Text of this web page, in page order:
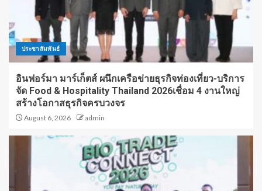
ประชาสัมพันธ์
อินฟอร์มา มาร์เก็ตส์ ผนึกเครือข่ายธุรกิจท่องเที่ยว-บริการ
จัด Food & Hospitality Thailand 2026เชื่อม 4 งานใหญ่
สร้างโอกาสธุรกิจครบวงจร
August 6, 2026 admin